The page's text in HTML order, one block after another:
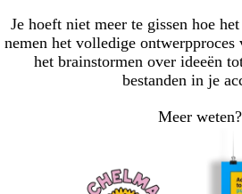
Je hoeft niet meer te gissen hoe
nemen het volledige
het brainstormen over ideeën
bestanden in je
Meer weten?